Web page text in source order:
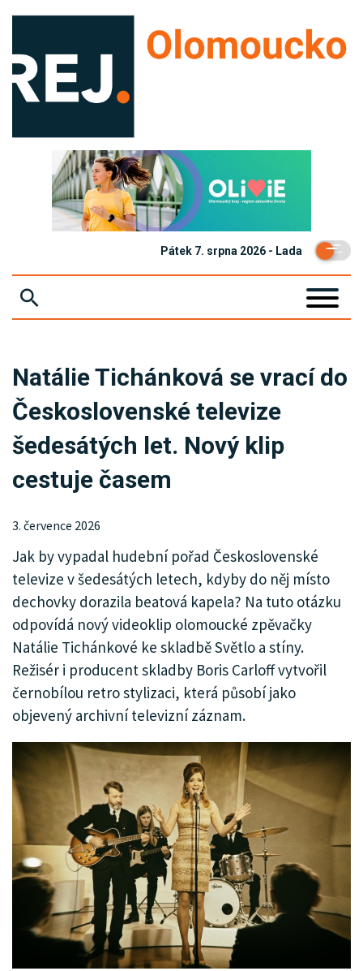
Pátek 7. srpna 2026 - Lada
KRIMI
SPORT
KULTURA
SPOLEČNOST
HISTORIE
MHD
INZERCE
ARCHIV
Natálie Tichánková se vrací do
Československé televize
šedesátých let. Nový klip
cestuje časem
3. července 2026
Jak by vypadal hudební pořad Československé
televize v šedesátých letech, kdyby do něj místo
dechovky dorazila beatová kapela? Na tuto otázku
odpovídá nový videoklip olomoucké zpěvačky
Natálie Tichánkové ke skladbě Světlo a stíny.
Režisér i producent skladby Boris Carloff vytvořil
černobílou retro stylizaci, která působí jako
objevený archivní televizní záznam.